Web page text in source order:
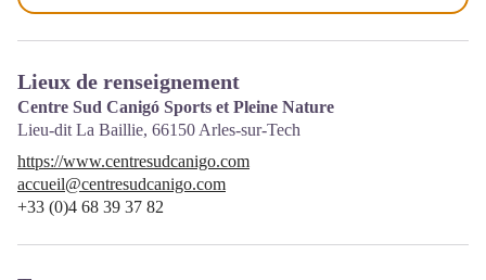
Lieux de renseignement
Centre Sud Canigó Sports et Pleine Nature
Lieu-dit La Baillie, 66150 Arles-sur-Tech
https://www.centresudcanigo.com
accueil@centresudcanigo.com
+33 (0)4 68 39 37 82